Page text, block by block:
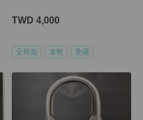
TWD 4,000
全新品 本地 免運